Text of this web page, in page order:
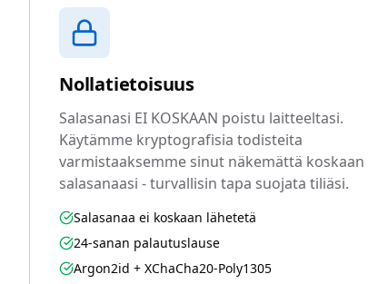
Nollatietoisuus
Salasanasi EI KOSKAAN poistu laitteeltasi.
Käytämme kryptografisia todisteita
varmistaaksemme sinut näkemättä koskaan
salasanaasi - turvallisin tapa suojata tiliäsi.
Salasanaa ei koskaan lähetetä
24-sanan palautuslause
Argon2id + XChaCha20-Poly1305